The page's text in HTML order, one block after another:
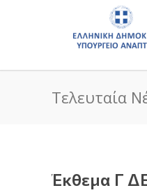
Τελευταία
Έκθεμα Γ